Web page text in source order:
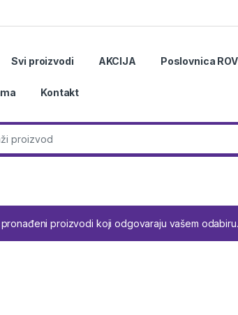
Svi proizvodi AKCIJA Poslovnica
Kontakt
pronađeni proizvodi koji odgovaraju vašem odabiru.